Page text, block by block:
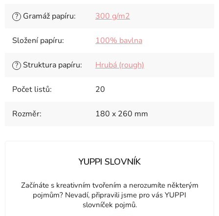
? Gramáž papíru: 300 g/m2
Složení papíru: 100% bavlna
? Struktura papíru: Hrubá (rough)
Počet listů: 20
Rozměr: 180 x 260 mm
YUPPI SLOVNÍK
Začínáte s kreativním tvořením a nerozumíte některým
pojmům? Nevadí, připravili jsme pro vás YUPPI
slovníček pojmů.